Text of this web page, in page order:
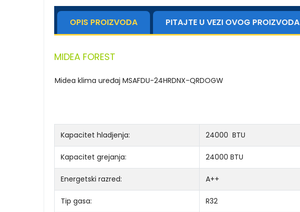
OPIS PROIZVODA PITAJTE U VEZI OVOG PROIZVODA
MIDEA FOREST
Midea klima uređaj MSAFDU-24HRDNX-QRDOGW
Kapacitet hladjenja: 24000 BTU
Kapacitet grejanja: 24000 BTU
Energetski razred: A++
Tip gasa: R32